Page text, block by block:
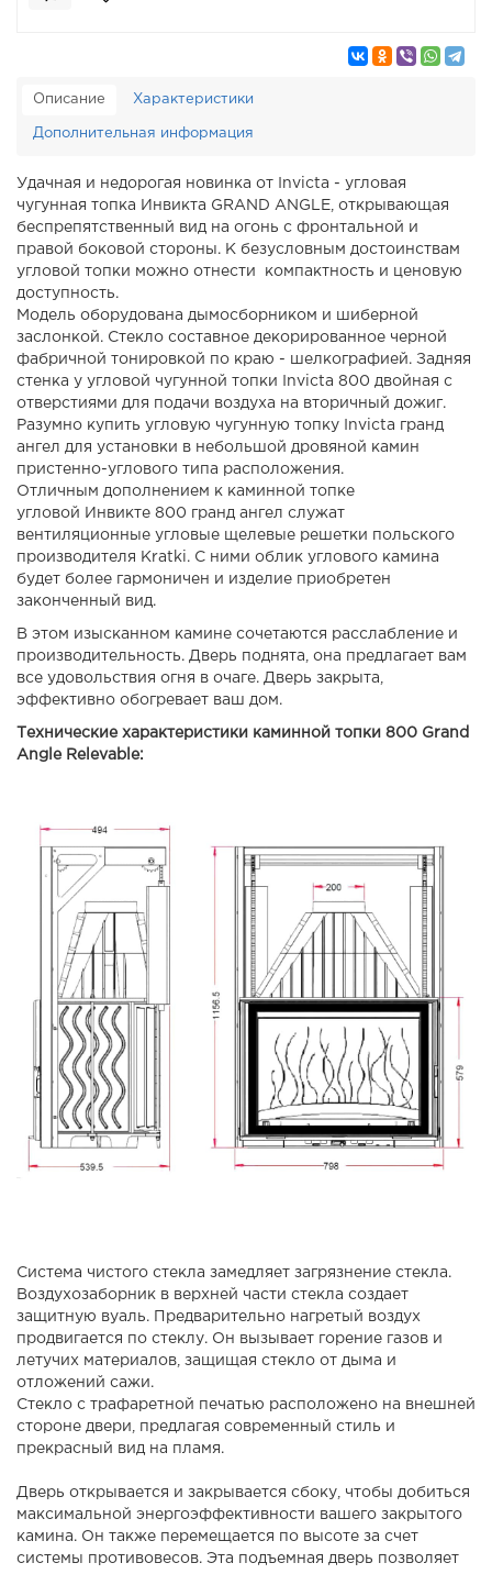
Описание Характеристики
Дополнительная информация
Удачная и недорогая новинка от Invicta - угловая
чугунная топка Инвикта GRAND ANGLE, открывающая
беспрепятственный вид на огонь с фронтальной и
правой боковой стороны. К безусловным достоинствам
угловой топки можно отнести компактность и ценовую
доступность.
Модель оборудована дымосборником и шиберной
заслонкой. Стекло составное декорированное черной
фабричной тонировкой по краю - шелкографией. Задняя
стенка у угловой чугунной топки Invicta 800 двойная с
отверстиями для подачи воздуха на вторичный дожиг.
Разумно купить угловую чугунную топку Invicta гранд
ангел для установки в небольшой дровяной камин
пристенно-углового типа расположения.
Отличным дополнением к каминной топке
угловой Инвикте 800 гранд ангел служат
вентиляционные угловые щелевые решетки польского
производителя Kratki. С ними облик углового камина
будет более гармоничен и изделие приобретен
законченный вид.
В этом изысканном камине сочетаются расслабление и
производительность. Дверь поднята, она предлагает вам
все удовольствия огня в очаге. Дверь закрыта,
эффективно обогревает ваш дом.
Технические характеристики каминной топки 800 Grand
Angle Relevable:
Система чистого стекла замедляет загрязнение стекла.
Воздухозаборник в верхней части стекла создает
защитную вуаль. Предварительно нагретый воздух
продвигается по стеклу. Он вызывает горение газов и
летучих материалов, защищая стекло от дыма и
отложений сажи.
Стекло с трафаретной печатью расположено на внешней
стороне двери, предлагая современный стиль и
прекрасный вид на пламя.
Дверь открывается и закрывается сбоку, чтобы добиться
максимальной энергоэффективности вашего закрытого
камина. Он также перемещается по высоте за счет
системы противовесов. Эта подъемная дверь позволяет